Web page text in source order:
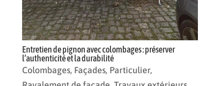
Entretien de pignon avec colombages : préserver
l’authenticité et la durabilité
Colombages, Façades, Particulier,